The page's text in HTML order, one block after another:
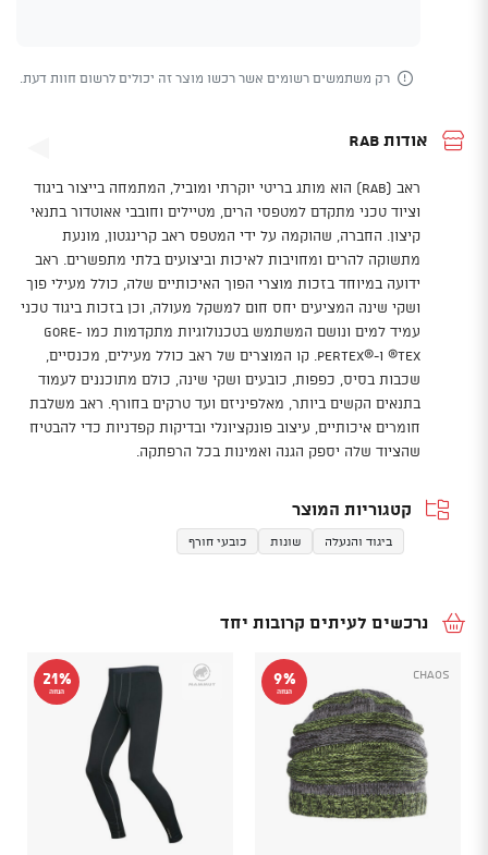
רק משתמשים רשומים אשר רכשו מוצר זה יכולים לרשום חוות דעת.
אודות Rab
ראב (Rab) הוא מותג בריטי יוקרתי ומוביל, המתמחה בייצור ביגוד
וציוד טכני מתקדם למטפסי הרים, מטיילים וחובבי אאוטדור בתנאי
קיצון. החברה, שהוקמה על ידי המטפס ראב קרינגטון, מונעת
מתשוקה להרים ומחויבות לאיכות וביצועים בלתי מתפשרים. ראב
ידועה במיוחד בזכות מוצרי הפוך האיכותיים שלה, כולל מעילי פוך
ושקי שינה המציעים יחס חום למשקל מעולה, וכן בזכות ביגוד טכני
עמיד למים ונושם המשתמש בטכנולוגיות מתקדמות כמו Gore-
Tex® ו-Pertex®‎. קו המוצרים של ראב כולל מעילים, מכנסיים,
שכבות בסיס, כפפות, כובעים ושקי שינה, כולם מתוכננים לעמוד
בתנאים הקשים ביותר, מאלפיניזם ועד טרקים בחורף. ראב משלבת
חומרים איכותיים, עיצוב פונקציונלי ובדיקות קפדניות כדי להבטיח
שהציוד שלה יספק הגנה ואמינות בכל הרפתקה.
קטגוריות המוצר
ביגוד והנעלה שונות כובעי חורף
נרכשים לעיתים קרובות יחד
9%
הנחה
CHAOS
21%
הנחה